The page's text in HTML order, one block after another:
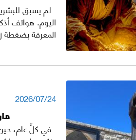
لم يسبق
اليوم. هواتف
المعرفة بضغطة
2026/07/24
في كلِّ عام،